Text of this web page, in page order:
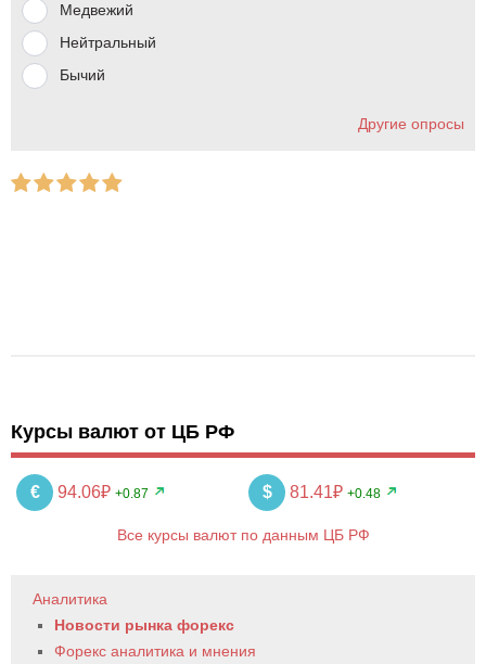
Медвежий
Нейтральный
Бычий
Другие опросы
Курсы валют от ЦБ РФ
€ 94.06₽ +0.87 $ 81.41₽ +0.48
Все курсы валют по данным ЦБ РФ
Аналитика
Новости рынка форекс
Форекс аналитика и мнения